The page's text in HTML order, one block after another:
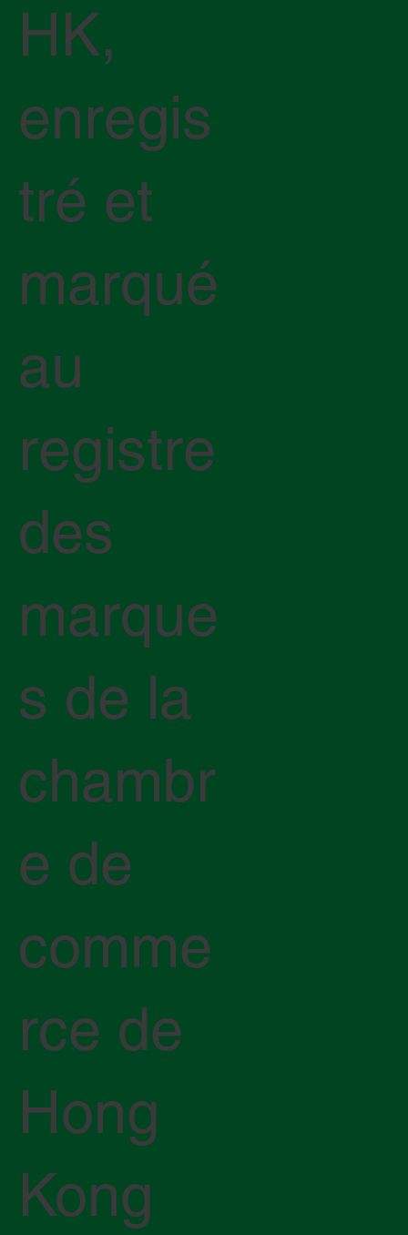
HK,
enregis
tré et
marqué
au
registre
des
marque
s de la
chambr
e de
comme
rce de
Hong
Kong